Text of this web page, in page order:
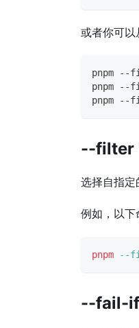
或者你可以
pnpm --
pnpm --
pnpm --
--filter
选择自指
例如，以下
pnpm --
--fail-